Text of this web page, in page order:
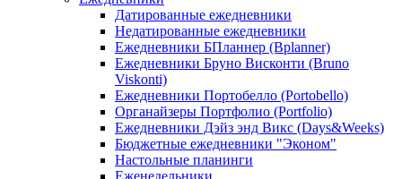
Датированные ежедневники
Недатированные ежедневники
Ежедневники БПланнер (Bplanner)
Ежедневники Бруно Висконти (Bruno
Viskonti)
Ежедневники Портобелло (Portobello)
Органайзеры Портфолио (Portfolio)
Ежедневники Дэйз энд Викс (Days&Weeks)
Бюджетные ежедневники "Эконом"
Настольные планинги
Еженедельники